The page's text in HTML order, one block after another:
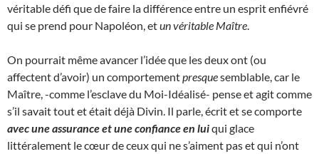
véritable défi que de faire la différence entre un esprit enfiévré
qui se prend pour Napoléon, etun véritable Maître
On pourrait même avancer l’idée que les deux ont (ou
affectent d’avoir) un comportementpresquesemblable, car le
Maître, -comme l’esclave du Moi-Idéalisé- pense et agit comme
s’il savait tout et était déjà Divin. Il parle, écrit et se comporte
avec une assurance et une confiance en luiqui glace
littéralement le cœur de ceux qui ne s’aiment pas et qui n’ont